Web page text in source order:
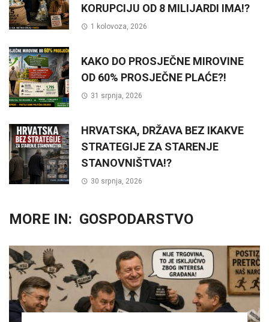
KORUPCIJU OD 8 MILIJARDI IMA!?
1 kolovoza, 2026
KAKO DO PROSJEČNE MIROVINE
OD 60% PROSJEČNE PLAĆE?!
31 srpnja, 2026
HRVATSKA, DRŽAVA BEZ IKAKVE
STRATEGIJE ZA STARENJE
STANOVNIŠTVA!?
30 srpnja, 2026
MORE IN: GOSPODARSTVO